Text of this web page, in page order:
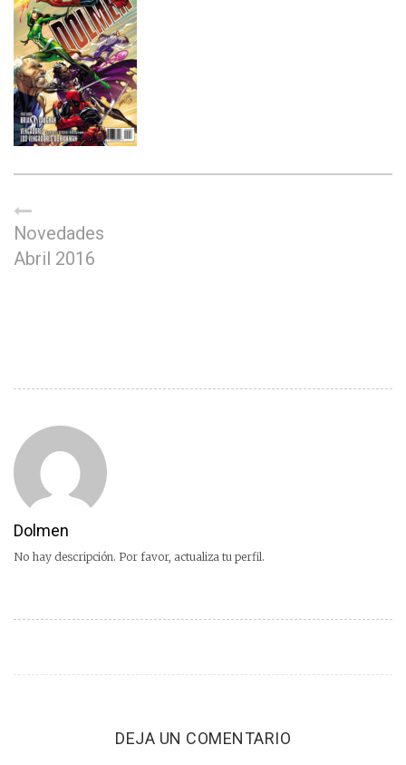
Novedades
Abril 2016
Dolmen
No hay descripción. Por favor, actualiza tu perfil.
DEJA UN COMENTARIO